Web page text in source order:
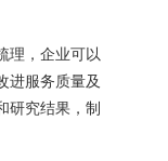
，企业可以
进服务质量及
研究结果，制